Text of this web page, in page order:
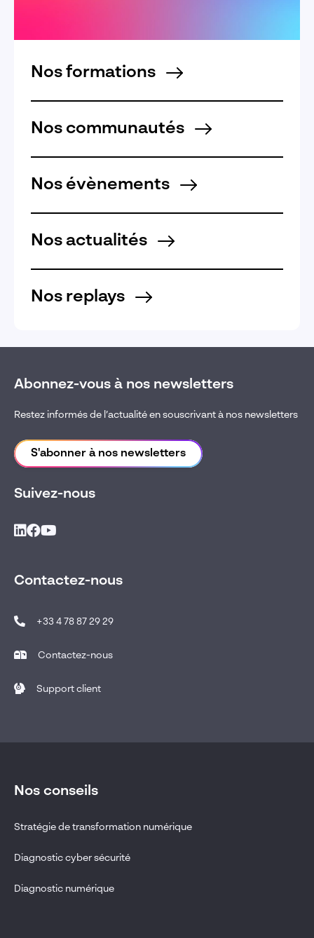
Nos formations
Nos communautés
Nos évènements
Nos actualités
Nos replays
Abonnez-vous à nos newsletters
Restez informés de l’actualité en souscrivant à nos newsletters
S'abonner à nos newsletters
Suivez-nous
Contactez-nous
+33 4 78 87 29 29
Contactez-nous
Support client
Nos conseils
Stratégie de transformation numérique
Diagnostic cyber sécurité
Diagnostic numérique